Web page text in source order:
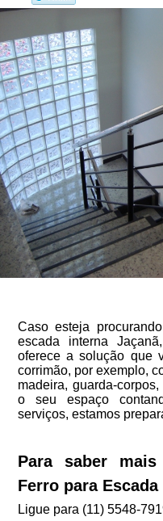
Caso esteja
escada interna
oferece a solução que
corrimão, por exemplo,
madeira, guarda-
o seu espaço
serviços, estamos
Para saber
Ferro para
Ligue para (11) 5548-